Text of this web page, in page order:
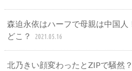
森迫永依はハーフで母親は中国人
どこ？
2021.05.16
北乃きい顔変わったとZIPで騒然